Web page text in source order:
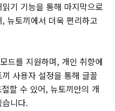
기 기능을 통해 마지막으로
뉴토끼에서 더욱 편리하고
드를 지원하며, 개인 취향에
사용자 설정을 통해 글꼴
할 수 있어, 뉴토끼만의 개
니다.